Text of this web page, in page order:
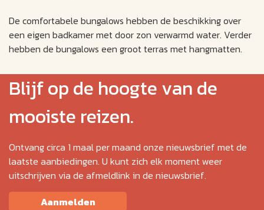
De comfortabele bungalows hebben de beschikking over
een eigen badkamer met door zon verwarmd water. Verder
hebben de bungalows een groot terras met hangmatten.
Blijf op de hoogte van de
mooiste reizen.
Ontvang circa 1 maal per maand onze nieuwsbrief met de
laatste aanbiedingen. U kunt zich elk moment weer
uitschrijven via de afmeldlink in de nieuwsbrief.
Aanmelden